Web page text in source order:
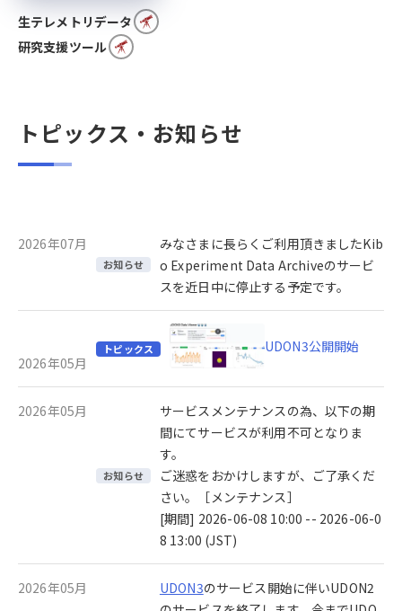
生テレメトリデータ
研究支援ツール
トピックス・お知らせ
2026年07月
お知らせ
みなさまに長らくご利用頂きましたKib
o Experiment Data Archiveのサービ
スを近日中に停止する予定です。
2026年05月
トピックス UDON3公開開始
2026年05月
お知らせ
サービスメンテナンスの為、以下の期
間にてサービスが利用不可となりま
す。
ご迷惑をおかけしますが、ご了承くだ
さい。［メンテナンス］
[期間] 2026-06-08 10:00 -- 2026-06-0
8 13:00 (JST)
2026年05月 UDON3のサービス開始に伴いUDON2